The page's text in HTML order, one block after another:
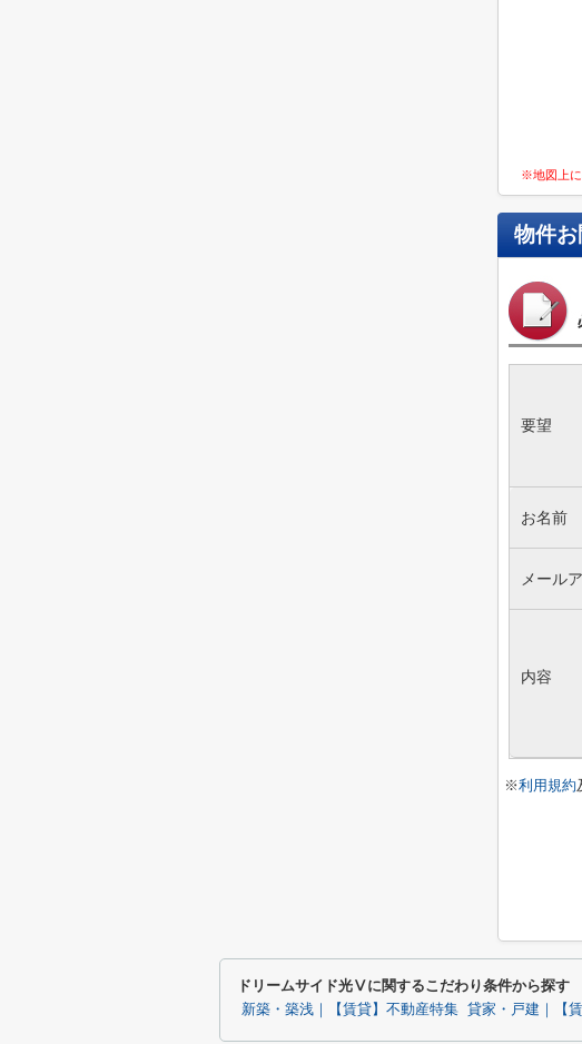
※地図上に
物件
要望
お名前
メール
内容
※利用規約
ドリームサイド光Ⅴに関するこだわり条件から探す
新築・築浅｜【賃貸】不動産特集 貸家・戸建｜【